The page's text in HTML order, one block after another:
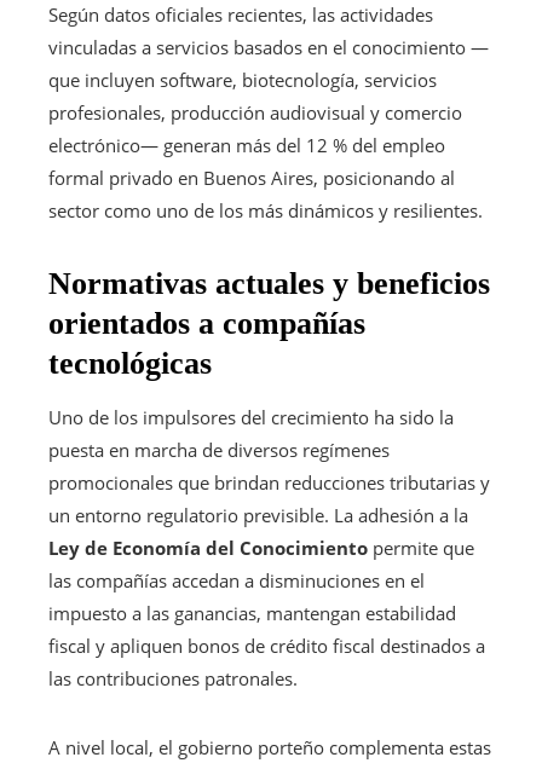
Según datos oficiales recientes, las actividades
vinculadas a servicios basados en el conocimiento —
que incluyen software, biotecnología, servicios
profesionales, producción audiovisual y comercio
electrónico— generan más del 12 % del empleo
formal privado en Buenos Aires, posicionando al
sector como uno de los más dinámicos y resilientes.
Normativas actuales y beneficios
orientados a compañías
tecnológicas
Uno de los impulsores del crecimiento ha sido la
puesta en marcha de diversos regímenes
promocionales que brindan reducciones tributarias y
un entorno regulatorio previsible. La adhesión a la
Ley de Economía del Conocimiento permite que
las compañías accedan a disminuciones en el
impuesto a las ganancias, mantengan estabilidad
fiscal y apliquen bonos de crédito fiscal destinados a
las contribuciones patronales.
A nivel local, el gobierno porteño complementa estas